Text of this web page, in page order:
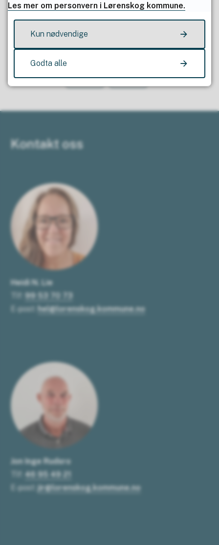
Fant du det du lette etter?
Kontakt oss
Heidi N. Lie
99 53 70 73
E-post:
hel@lorenskog.kommune.no
Jon Inge Rudsro
46 95 49 21
E-post: jir@lorenskog.kommune.no
Les mer om personvern i Lørenskog kommune.
Kun nødvendige
Godta alle